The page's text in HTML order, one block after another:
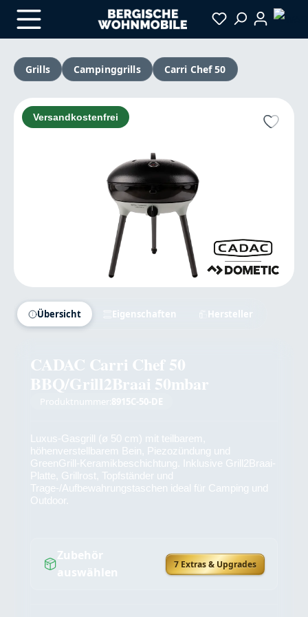
Zum Hauptinhalt springen
Grills
Campinggrills Carri Chef 50
Bildergalerie überspringen
Versandkostenfrei
Übersicht Eigenschaften Hersteller
CADAC Carri Chef 50
BBQ/Grill2Braai 50mbar
Produktnummer: 8915C-50-DE
Luxus-Gasgrill (ø 50 cm) mit teilbarem,
höhenverstellbarem Bein, Piezozündung und
GreenGrill-Keramikbeschichtung. Inklusive Grill2Braai-
Platte, Grillrost, Topfständer und
Trage-/Aufbewahrungstaschen ideal für Camping und
Outdoor.
Zubehör
auswählen
7 Extras & Upgrades